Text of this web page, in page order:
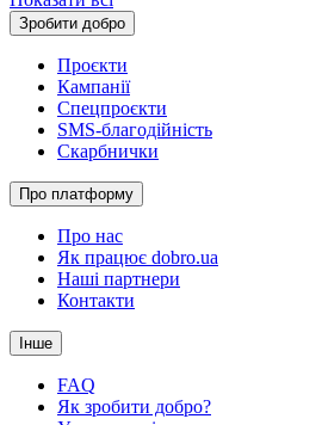
Зробити добро
Проєкти
Кампанії
Спецпроєкти
SMS-благодійність
Скарбнички
Про платформу
Про нас
Як працює dobro.ua
Наші партнери
Контакти
Інше
FAQ
Як зробити добро?